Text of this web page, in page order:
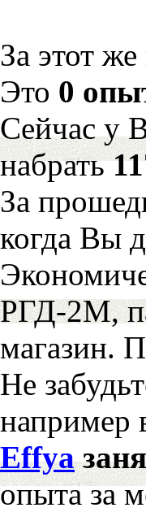
За этот
Это 0
Сейчас у
набрать
За
когда Вы
РГД-2М,
магазин.
Не
например
Effya
опыта за